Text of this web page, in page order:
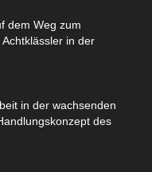
dem Weg zum
in der
in der wachsenden
des